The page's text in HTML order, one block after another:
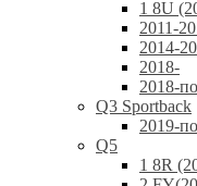
1 8U
2011-
2014-
2018-
2018-
Q3 Sportback
2019-
Q5
1 8R